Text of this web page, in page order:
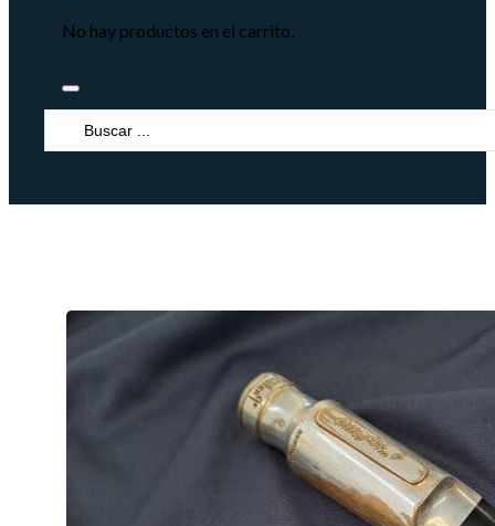
No hay productos en el carrito.
Search
...